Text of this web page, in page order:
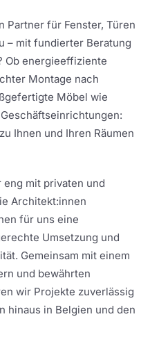
Partner für Fenster, Türen
– mit fundierter Beratung
Ob energieeffiziente
Montage nach
Möbel wie
Ihnen und Ihren Räumen
mit privaten und
Architekt:innen
für uns eine
Umsetzung und
Gemeinsam mit einem
und bewährten
wir Projekte zuverlässig
hinaus in Belgien und den